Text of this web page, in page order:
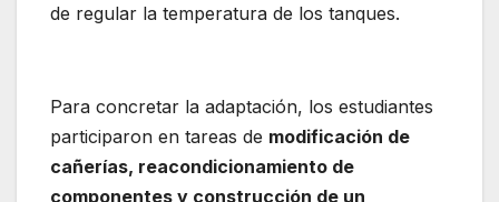
de regular la temperatura de los tanques.
Para concretar la adaptación, los estudiantes
participaron en tareas de modificación de
cañerías, reacondicionamiento de
componentes y construcción de un